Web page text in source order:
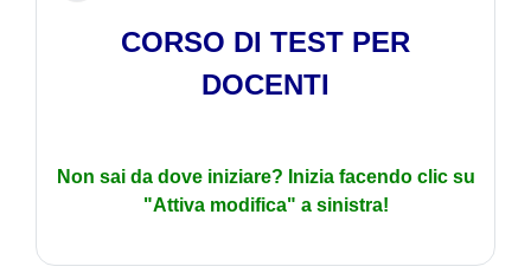
CORSO DI TEST PER
DOCENTI
Non sai da dove iniziare? Inizia facendo clic su
"Attiva modifica" a sinistra!